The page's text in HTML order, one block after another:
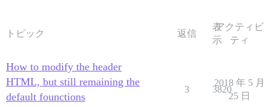
トピック 返信
表
示
アクティビ
ティ
How to modify the header
HTML, but still remaining the
default founctions
3 3820
2018 年 5 月
25 日